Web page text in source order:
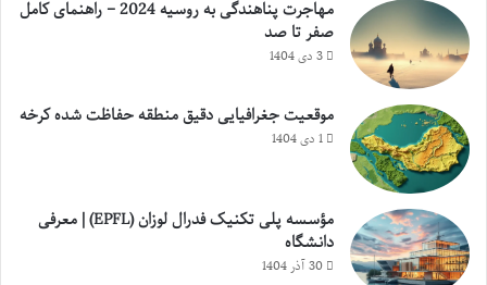
مهاجرت پناهندگی به روسیه 2024 – راهنمای کامل
صفر تا صد
3 دی 1404
موقعیت جغرافیایی دقیق منطقه حفاظت شده کرخه
1 دی 1404
مؤسسه پلی تکنیک فدرال لوزان (EPFL) | معرفی
دانشگاه
30 آذر 1404